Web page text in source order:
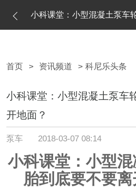
小科课堂：小型混凝土泵车
首页 > 资讯频道 > 科尼乐头条
小科课堂：小型混凝土泵车
开地面？
泵车 2018-03-07 08:14
小科课堂：小型
胎到底要不要离